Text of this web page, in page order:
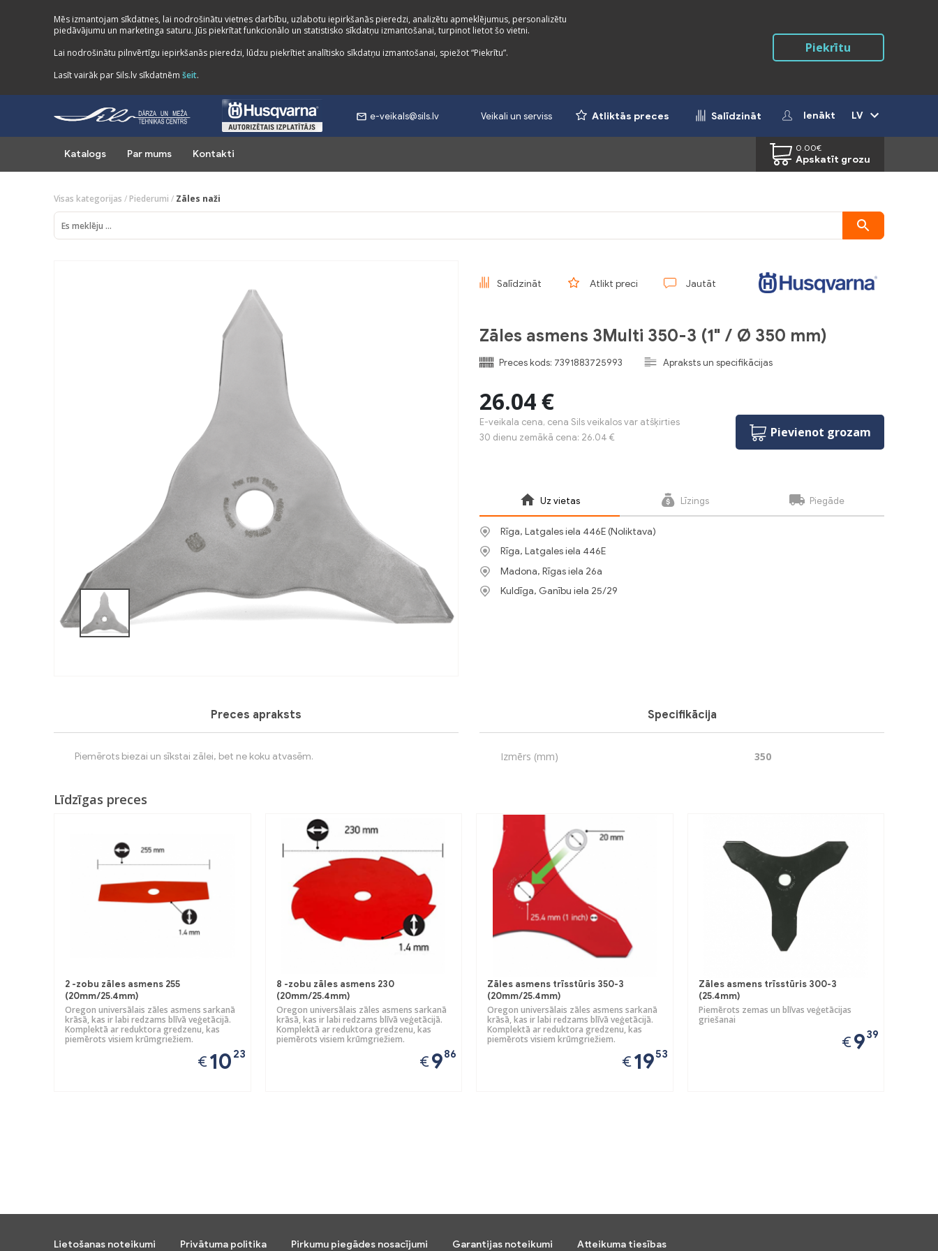
Mēs izmantojam sīkdatnes, lai nodrošinātu vietnes darbību, uzlabotu iepirkšanās pieredzi, analizētu apmeklējumus, personalizētu
piedāvājumu un marketinga saturu. Jūs piekrītat funkcionālo un statistisko sīkdatņu izmantošanai, turpinot lietot šo vietni.
Lai nodrošinātu pilnvērtīgu iepirkšanās pieredzi, lūdzu piekrītiet analītisko sīkdatņu izmantošanai, spiežot “Piekrītu”.
Lasīt vairāk par Sils.lv sīkdatnēm šeit.
Piekrītu
e-veikals@sils.lv Veikali un serviss Atliktās preces Salīdzināt Ienākt LV
Katalogs Par mums Kontakti
0.00€
Apskatīt grozu
Visas kategorijas / Piederumi / Zāles naži
Salīdzināt Atlikt preci Jautāt
Zāles asmens 3Multi 350-3 (1" / Ø 350 mm)
Preces kods: 7391883725993 Apraksts un specifikācijas
26.04 €
E-veikala cena, cena Sils veikalos var atšķirties
30 dienu zemākā cena: 26.04 €
Pievienot grozam
Uz vietas Līzings Piegāde
Rīga, Latgales iela 446E (Noliktava)
Rīga, Latgales iela 446E
Madona, Rīgas iela 26a
Kuldīga, Ganību iela 25/29
Preces apraksts
Piemērots biezai un sīkstai zālei, bet ne koku atvasēm.
Specifikācija
Izmērs (mm) 350
Līdzīgas preces
2 -zobu zāles asmens 255
(20mm/25.4mm)
Oregon universālais zāles asmens sarkanā
krāsā, kas ir labi redzams blīvā veģetācijā.
Komplektā ar reduktora gredzenu, kas
piemērots visiem krūmgriežiem.
€10 23
8 -zobu zāles asmens 230
(20mm/25.4mm)
Oregon universālais zāles asmens sarkanā
krāsā, kas ir labi redzams blīvā veģetācijā.
Komplektā ar reduktora gredzenu, kas
piemērots visiem krūmgriežiem.
€986
Zāles asmens trīsstūris 350-3
(20mm/25.4mm)
Oregon universālais zāles asmens sarkanā
krāsā, kas ir labi redzams blīvā veģetācijā.
Komplektā ar reduktora gredzenu, kas
piemērots visiem krūmgriežiem.
€1953
Zāles asmens trīsstūris 300-3
(25.4mm)
Piemērots zemas un blīvas veģetācijas
griešanai
€939
Lietošanas noteikumi Privātuma politika Pirkumu piegādes nosacījumi Garantijas noteikumi Atteikuma tiesības